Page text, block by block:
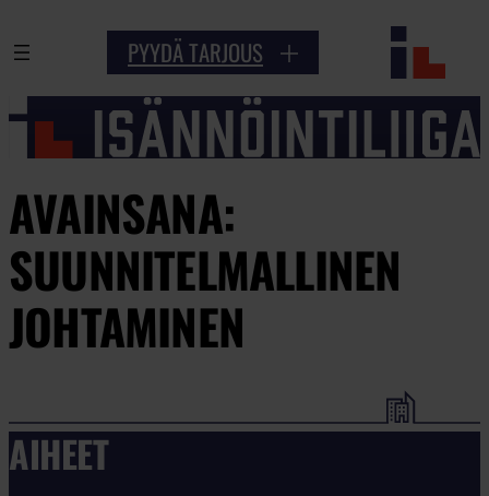
PYYDÄ TARJOUS
AVAINSANA:
SUUNNITELMALLINEN
JOHTAMINEN
AIHEET